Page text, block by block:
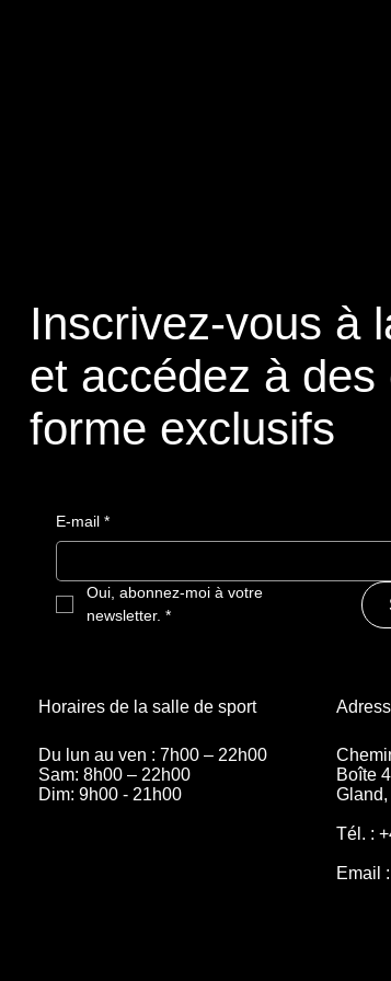
Inscrivez-vous à
et accédez à
forme exclusifs
E-mail *
Oui, abonnez-moi à votre
newsletter. *
Boîte
Tél. :
Email :
Horaires de la salle de sport
Du lun au ven : 7h00 – 22h00
Sam: 8h00 – 22h00
Dim: 9h00 - 21h00